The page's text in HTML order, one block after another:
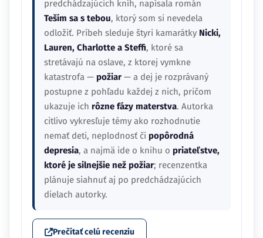
predchádzajúcich kníh, napísala román
Teším sa s tebou, ktorý som si nevedela
odložiť. Príbeh sleduje štyri kamarátky Nicki,
Lauren, Charlotte a Steffi, ktoré sa
stretávajú na oslave, z ktorej vymkne
katastrofa — požiar — a dej je rozprávaný
postupne z pohľadu každej z nich, pričom
ukazuje ich rôzne fázy materstva. Autorka
citlivo vykresľuje témy ako rozhodnutie
nemať deti, neplodnosť či popôrodná
depresia, a najmä ide o knihu o priateľstve,
ktoré je silnejšie než požiar; recenzentka
plánuje siahnuť aj po predchádzajúcich
dielach autorky.
Prečítať celú recenziu